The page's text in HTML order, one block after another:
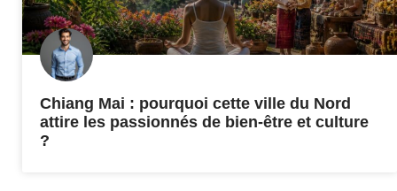
Chiang Mai : pourquoi cette ville du Nord
attire les passionnés de bien-être et culture
?